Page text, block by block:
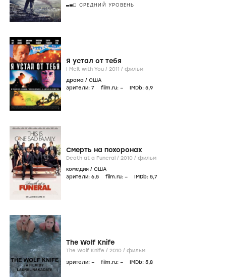
СРЕДНИЙ УРОВЕНЬ
Я устал от тебя
I Melt with You / 2011 / фильм
драма / США
зрители: 7 film.ru: – IMDb: 5,9
Смерть на похоронах
Death at a Funeral / 2010 / фильм
комедия / США
зрители: 6,5 film.ru: – IMDb: 5,7
The Wolf Knife
The Wolf Knife / 2010 / фильм
зрители: – film.ru: – IMDb: 5,8